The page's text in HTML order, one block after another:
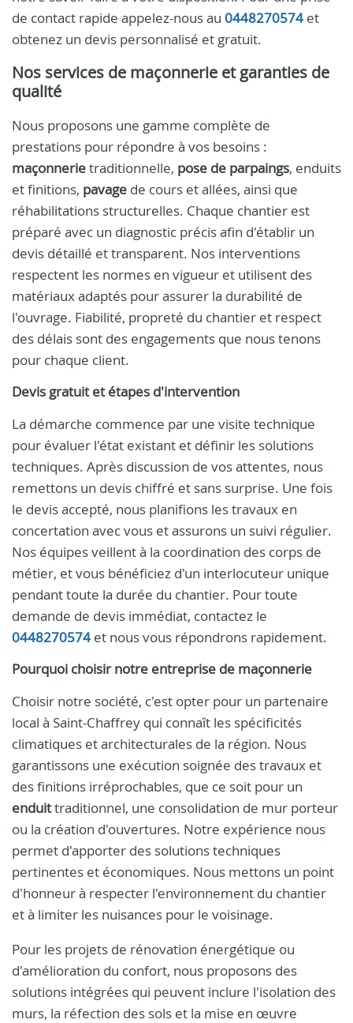
de contact rapide appelez-nous au 0448270574 et
obtenez un devis personnalisé et gratuit.
Nos services de maçonnerie et garanties de
qualité
Nous proposons une gamme complète de
prestations pour répondre à vos besoins :
maçonnerietraditionnelle, pose de parpaings, enduits
et finitions, pavage de cours et allées, ainsi que
réhabilitations structurelles. Chaque chantier est
préparé avec un diagnostic précis afin d'établir un
devis détaillé et transparent. Nos interventions
respectent les normes en vigueur et utilisent des
matériaux adaptés pour assurer la durabilité de
l'ouvrage. Fiabilité, propreté du chantier et respect
des délais sont des engagements que nous tenons
pour chaque client.
Devis gratuit et étapes d'intervention
La démarche commence par une visite technique
pour évaluer l'état existant et définir les solutions
techniques. Après discussion de vos attentes, nous
remettons un devis chiffré et sans surprise. Une fois
le devis accepté, nous planifions les travaux en
concertation avec vous et assurons un suivi régulier.
Nos équipes veillent à la coordination des corps de
métier, et vous bénéficiez d'un interlocuteur unique
pendant toute la durée du chantier. Pour toute
demande de devis immédiat, contactez le
0448270574 et nous vous répondrons rapidement.
Pourquoi choisir notre entreprise de maçonnerie
Choisir notre société, c'est opter pour un partenaire
local à Saint-Chaffrey qui connaît les spécificités
climatiques et architecturales de la région. Nous
garantissons une exécution soignée des travaux et
des finitions irréprochables, que ce soit pour un
enduittraditionnel, une consolidation de mur porteur
ou la création d'ouvertures. Notre expérience nous
permet d'apporter des solutions techniques
pertinentes et économiques. Nous mettons un point
d'honneur à respecter l'environnement du chantier
et à limiter les nuisances pour le voisinage.
Pour les projets de rénovation énergétique ou
d'amélioration du confort, nous proposons des
solutions intégrées qui peuvent inclure l'isolation des
murs, la réfection des sols et la mise en œuvre